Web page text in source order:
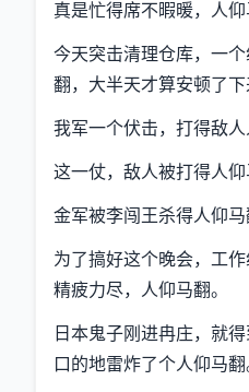
真是忙得席不暇暖，人仰
今天突击清理仓库，一
翻，大半天才算安顿了下
我军一个伏击，打得敌人
这一仗，敌人被打得人仰
金军被李闯王杀得人仰马
为了搞好这个晚会，工
精疲力尽，人仰马翻。
日本鬼子刚进冉庄，就
口的地雷炸了个人仰马翻